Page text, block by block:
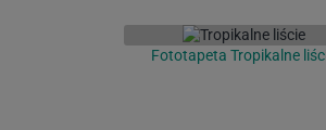
Fototapeta Tropikalne